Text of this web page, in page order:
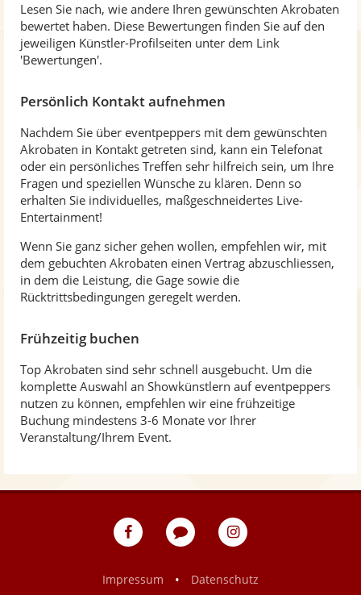
Lesen Sie nach, wie andere Ihren gewünschten Akrobaten
bewertet haben. Diese Bewertungen finden Sie auf den
jeweiligen Künstler-Profilseiten unter dem Link
'Bewertungen'.
Persönlich Kontakt aufnehmen
Nachdem Sie über eventpeppers mit dem gewünschten
Akrobaten in Kontakt getreten sind, kann ein Telefonat
oder ein persönliches Treffen sehr hilfreich sein, um Ihre
Fragen und speziellen Wünsche zu klären. Denn so
erhalten Sie individuelles, maßgeschneidertes Live-
Entertainment!
Wenn Sie ganz sicher gehen wollen, empfehlen wir, mit
dem gebuchten Akrobaten einen Vertrag abzuschliessen,
in dem die Leistung, die Gage sowie die
Rücktrittsbedingungen geregelt werden.
Frühzeitig buchen
Top Akrobaten sind sehr schnell ausgebucht. Um die
komplette Auswahl an Showkünstlern auf eventpeppers
nutzen zu können, empfehlen wir eine frühzeitige
Buchung mindestens 3-6 Monate vor Ihrer
Veranstaltung/Ihrem Event.
eventpeppers
Blog
eventpeppers
Impressum
• Datenschutz